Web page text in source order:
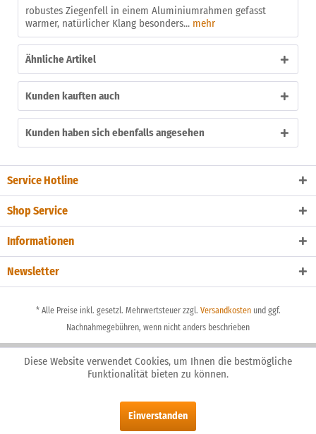
robustes Ziegenfell in einem Aluminiumrahmen gefasst
warmer, natürlicher Klang besonders... mehr
Ähnliche Artikel
Kunden kauften auch
Kunden haben sich ebenfalls angesehen
Service Hotline
Shop Service
Informationen
Newsletter
* Alle Preise inkl. gesetzl. Mehrwertsteuer zzgl. Versandkostenund ggf.
Nachnahmegebühren, wenn nicht anders beschrieben
Diese Website verwendet Cookies, um Ihnen die bestmögliche
Funktionalität bieten zu können.
Einverstanden